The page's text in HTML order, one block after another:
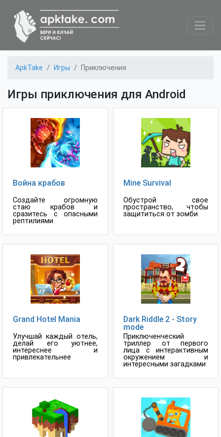
ApkTake Игры Приключения
Игры приключения для Android
Война крабов
Создайте огромную
стаю крабов и
сразитесь с опасными
рептилиями
Mine Survival
Обустрой свое
пространство, чтобы
защититься от зомби
Grand Hotel Mania
Улучшай каждый отель,
делай его уютнее,
интереснее и
привлекательнее
Dark Riddle 2 - Story
mode
Приключенческий
триллер от первого
лица с интерактивным
окружением и
интересными загадками